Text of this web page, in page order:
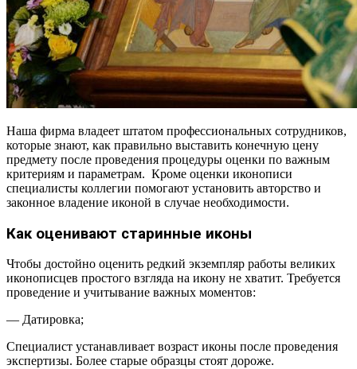
Наша фирма владеет штатом профессиональных сотрудников,
которые знают, как правильно выставить конечную цену
предмету после проведения процедуры оценки по важным
критериям и параметрам. Кроме оценки иконописи
специалисты коллегии помогают установить авторство и
законное владение иконой в случае необходимости.
Как оценивают старинные иконы
Чтобы достойно оценить редкий экземпляр работы великих
иконописцев простого взгляда на икону не хватит. Требуется
проведение и учитывание важных моментов:
— Датировка;
Специалист устанавливает возраст иконы после проведения
экспертизы. Более старые образцы стоят дороже.